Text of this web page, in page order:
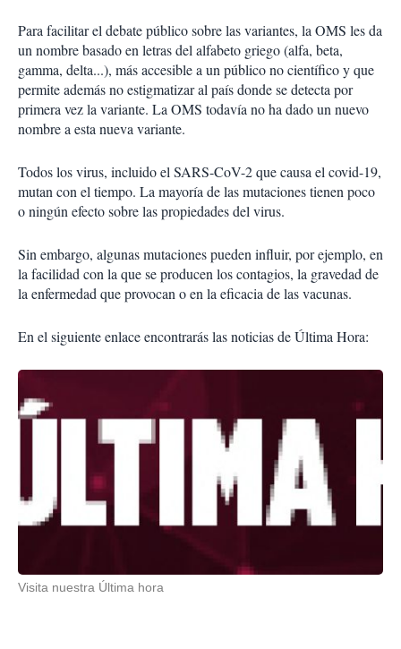
Para facilitar el debate público sobre las variantes, la OMS les da
un nombre basado en letras del alfabeto griego (alfa, beta,
gamma, delta...), más accesible a un público no científico y que
permite además no estigmatizar al país donde se detecta por
primera vez la variante. La OMS todavía no ha dado un nuevo
nombre a esta nueva variante.
Todos los virus, incluido el SARS-CoV-2 que causa el covid-19,
mutan con el tiempo. La mayoría de las mutaciones tienen poco
o ningún efecto sobre las propiedades del virus.
Sin embargo, algunas mutaciones pueden influir, por ejemplo, en
la facilidad con la que se producen los contagios, la gravedad de
la enfermedad que provocan o en la eficacia de las vacunas.
En el siguiente enlace encontrarás las noticias de Última Hora:
Visita nuestra Última hora